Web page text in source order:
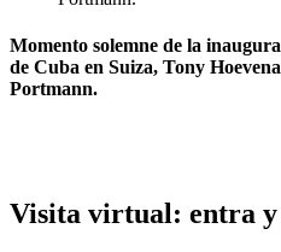
Momento solemne de la
de Cuba en Suiza, Tony
Portmann.
Visita virtual: entra y